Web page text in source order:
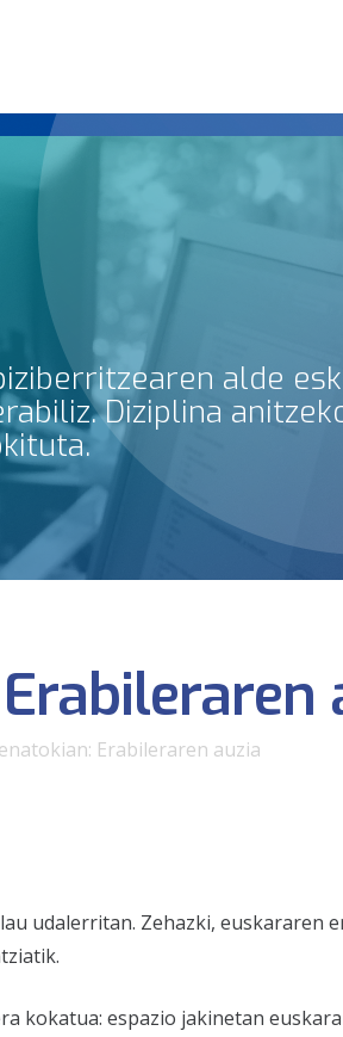
alde
Diziplina
Erabileraren auzia
udalerritan. Zehazki, euskararen
kokatua: espazio jakinetan